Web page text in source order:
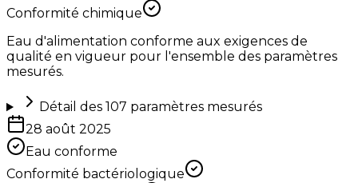
Conformité chimique
Eau d'alimentation conforme aux exigences de
qualité en vigueur pour l'ensemble des paramètres
mesurés.
Détail des 107 paramètres mesurés
28 août 2025
Eau conforme
Conformité bactériologique